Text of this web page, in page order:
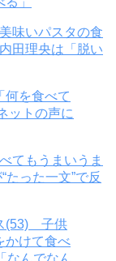
味いパスタの食
田理央は「脱い
てもうまいうま
った一文”で反